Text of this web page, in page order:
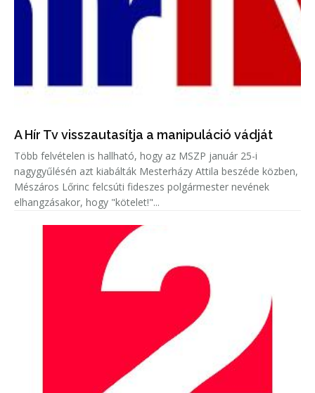
A Hír Tv visszautasítja a manipuláció vádját
Több felvételen is hallható, hogy az MSZP január 25-i
nagygyűlésén azt kiabálták Mesterházy Attila beszéde közben,
Mészáros Lőrinc felcsúti fideszes polgármester nevének
elhangzásakor, hogy "kötelet!"...